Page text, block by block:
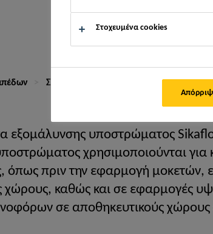
Συστήματα εξομάλυνσης & επισκευής
εξομάλυνσης υποστρώματος
χρησιμοποιούνται
όπως πριν την εφαρμογή
χώρους, καθώς και σε εφαρμογές
σε αποθηκευτικούς χώρους
Στοχευμένα cookies